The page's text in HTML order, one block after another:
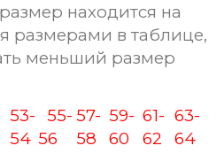
находится на
размерами в таблице,
меньший размер
53-
54
55-
56
57-
58
59-
60
61-
62
63-
64